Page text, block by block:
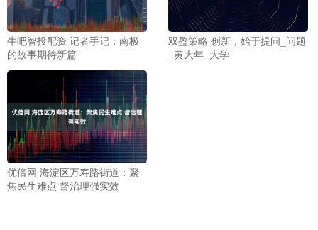
牛吧智投配资 记者手记：南极
的故事期待新篇
双盈策略 创新，始于提问_问题
_黄大年_大学
优倍网 海淀区万寿路街道：聚
焦民生难点 督治理强实效